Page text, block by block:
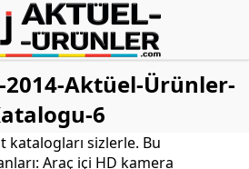
2014-Aktüel-Ürünler-
6
katalogları sizlerle. Bu
Araç içi HD kamera